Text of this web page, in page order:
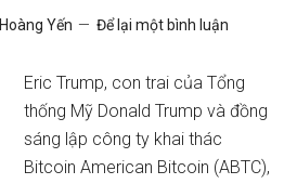
Hoàng Yến Để lại một bình luận
Eric Trump, con trai của Tổng
thống Mỹ Donald Trump và đồng
sáng lập công ty khai thác
Bitcoin American Bitcoin (ABTC),